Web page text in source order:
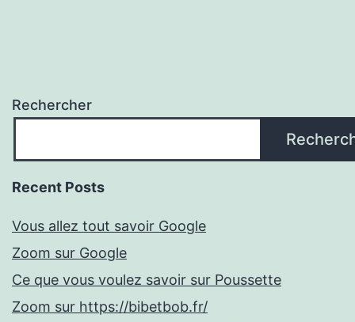
Rechercher
Recent Posts
Vous allez tout savoir Google
Zoom sur Google
Ce que vous voulez savoir sur Poussette
Zoom sur https://bibetbob.fr/